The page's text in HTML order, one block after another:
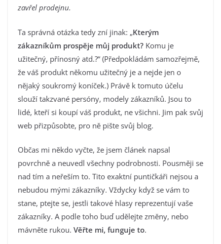
zavřel prodejnu.
Ta správná otázka tedy zní jinak: „Kterým
zákazníkům prospěje můj produkt? Komu je
užitečný, přínosný atd.?“ (Předpokládám samozřejmě,
že váš produkt někomu užitečný je a nejde jen o
nějaký soukromý koníček.) Právě k tomuto účelu
slouží takzvané persóny, modely zákazníků. Jsou to
lidé, kteří si koupí váš produkt, ne všichni. Jim pak svůj
web přizpůsobte, pro ně pište svůj blog.
Občas mi někdo vyčte, že jsem článek napsal
povrchně a neuvedl všechny podrobnosti. Pousměji se
nad tím a neřeším to. Tito exaktní puntičkáři nejsou a
nebudou mými zákazníky. Vždycky když se vám to
stane, ptejte se, jestli takové hlasy reprezentují vaše
zákazníky. A podle toho buď udělejte změny, nebo
mávněte rukou. Věřte mi, funguje to.